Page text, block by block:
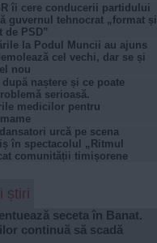
îi cere conducerii partidului
guvernul tehnocrat „format și
PSD”
la Podul Muncii au ajuns
cel vechi, dar se și
nou
naștere și ce poate
serioasă.
medicilor pentru
urcă pe scena
în spectacolul „Ritmul
comunității timișorene
știri
seceta în Banat.
continuă să scadă